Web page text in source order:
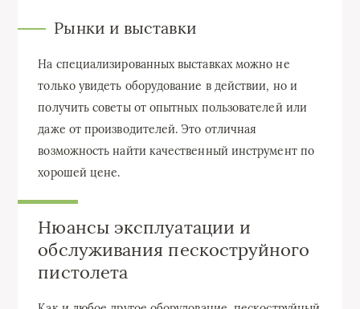
Рынки и выставки
На специализированных выставках можно не
только увидеть оборудование в действии, но и
получить советы от опытных пользователей или
даже от производителей. Это отличная
возможность найти качественный инструмент по
хорошей цене.
Нюансы эксплуатации и
обслуживания пескоструйного
пистолета